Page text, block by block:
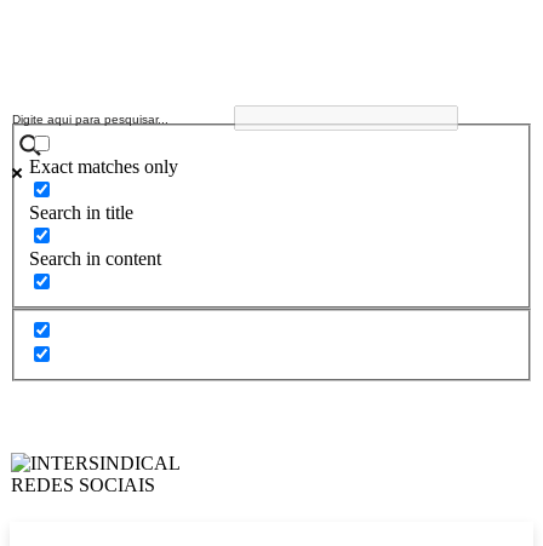
Exact matches only
Search in title
Search in content